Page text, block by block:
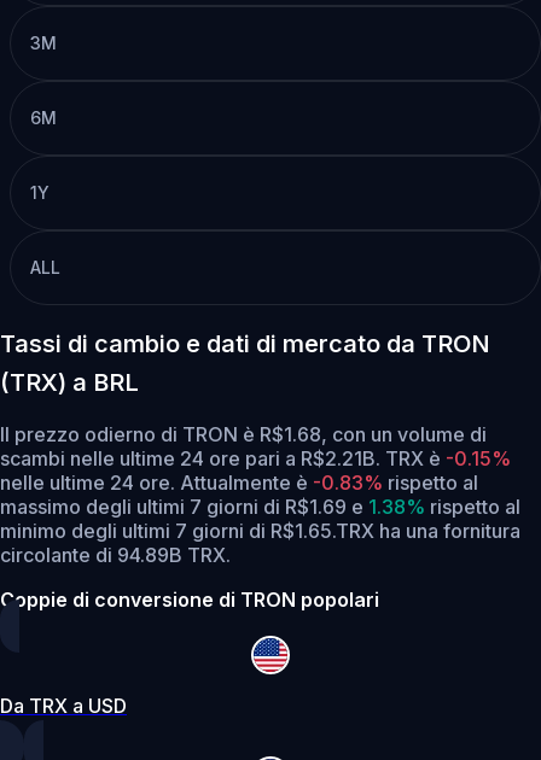
3M
6M
1Y
ALL
Tassi di cambio e dati di mercato da TRON
(TRX) a BRL
Il prezzo odierno di TRON è R$1.68, con un volume di
scambi nelle ultime 24 ore pari a R$2.21B. TRX è -0.15%
nelle ultime 24 ore. Attualmente è -0.83% rispetto al
massimo degli ultimi 7 giorni di R$1.69 e 1.38% rispetto al
minimo degli ultimi 7 giorni di R$1.65.TRX ha una fornitura
circolante di 94.89B TRX.
Coppie di conversione di TRON popolari
Da TRX a USD